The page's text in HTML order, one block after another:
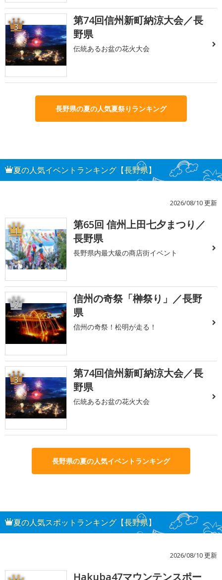
3
第74回信州新町納涼大会／長
野県
伝統あるお盆の花火大会
長野県の夏の人気夏祭りランキング
夏の人気イベントランキング【長野県】
2026/08/10 更新
1
第65回 信州上田七夕まつり／
長野県
長野県内最大級の商店街イベント
2
信州の奇祭「榊祭り」／長野
県
信州の奇祭！松明が走る！
3
第74回信州新町納涼大会／長
野県
伝統あるお盆の花火大会
長野県の夏の人気イベントランキング
夏の人気スポットランキング【長野県】
2026/08/10 更新
Hakuba47マウンテンスポー